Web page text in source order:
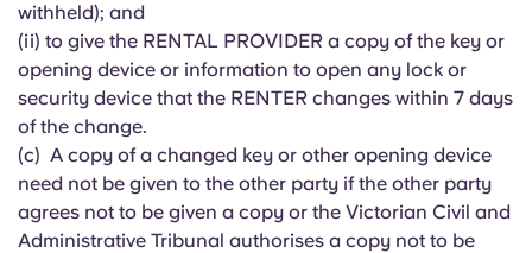
withheld); and
(ii) to give the RENTAL PROVIDER a copy of the key or
opening device or information to open any lock or
security device that the RENTER changes within 7 days
of the change.
(c) A copy of a changed key or other opening device
need not be given to the other party if the other party
agrees not to be given a copy or the Victorian Civil and
Administrative Tribunal authorises a copy not to be